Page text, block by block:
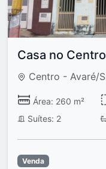
Casa no
Centro - Avaré/
Área: 260 m²
Suítes: 2
Venda